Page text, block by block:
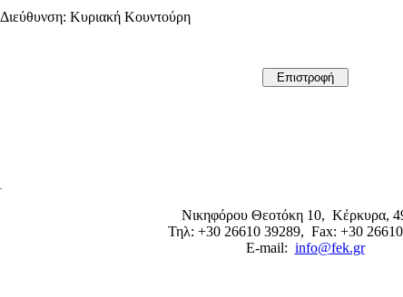
Διεύθυνση: Κυριακή Κουντούρη
Νικηφόρου Θεοτόκη 10, Κέρκυρα,
Τηλ: +30 26610 39289, Fax: +30
E-mail: info@fek.gr